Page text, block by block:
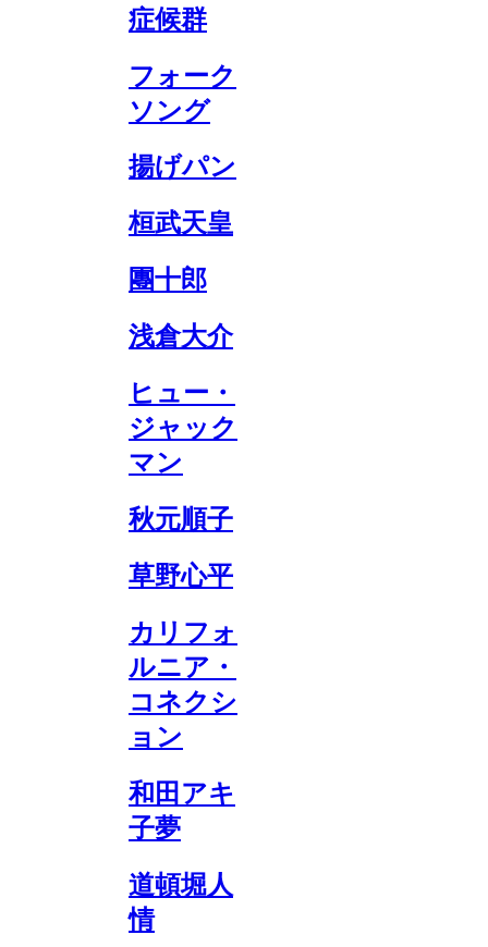
症候群
フォーク
ソング
揚げパン
桓武天皇
團十郎
浅倉大介
ヒュー・
ジャック
マン
秋元順子
草野心平
カリフォ
ルニア・
コネクシ
ョン
和田アキ
子夢
道頓堀人
情